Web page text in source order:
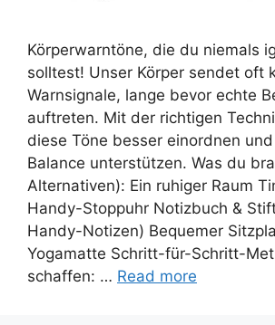
Körperwarntöne, die du niemals
solltest! Unser Körper sendet oft
Warnsignale, lange bevor echte
auftreten. Mit der richtigen
diese Töne besser einordnen
Balance unterstützen. Was du
Alternativen): Ein ruhiger Raum
Handy-Stoppuhr Notizbuch &
Handy-Notizen) Bequemer
Yogamatte Schritt-für-Schritt-
schaffen: … Read more